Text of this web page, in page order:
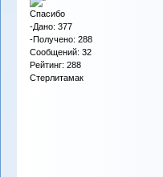
Спасибо
-Дано: 377
-Получено: 288
Сообщений: 32
Рейтинг: 288
Стерлитамак